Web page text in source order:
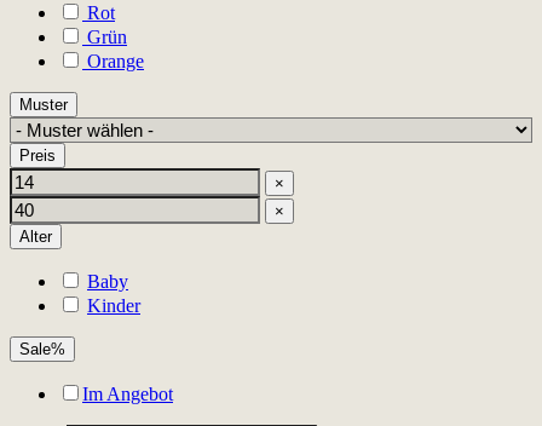
Rot
Grün
Orange
Muster
Preis
×
×
Alter
Baby
Kinder
Sale%
Im Angebot